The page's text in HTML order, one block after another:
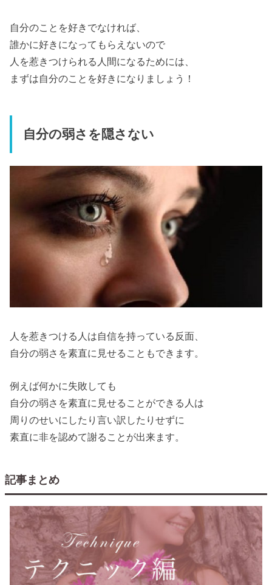
自分のことを好きでなければ、
誰かに好きになってもらえないので
人を惹きつけられる人間になるためには、
まずは自分のことを好きになりましょう！
自分の弱さを隠さない
人を惹きつける人は自信を持っている反面、
自分の弱さを素直に見せることもできます。
例えば何かに失敗しても
自分の弱さを素直に見せることができる人は
周りのせいにしたり言い訳したりせずに
素直に非を認めて謝ることが出来ます。
記事まとめ